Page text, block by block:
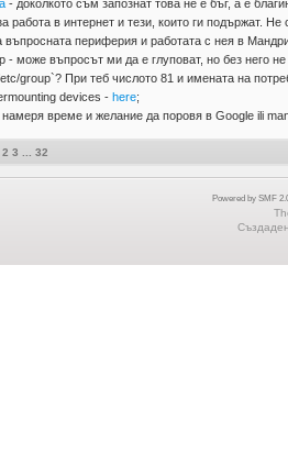
- доколкото съм запознат това не е бъг, а е
работа в интернет и тези, които ги подържат.
въпросната периферия и работата с нея в
- може въпросът ми да е глуповат, но без него
group`? При теб числото 81 и имената на
devices - here;
време и желание да поровя в Google ili
2 3 32
Powered by SMF